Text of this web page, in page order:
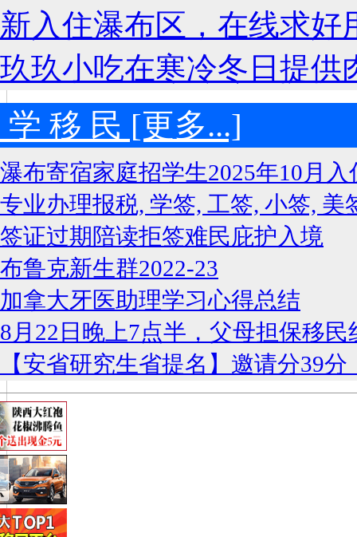
新入住瀑布区，在线求好
玖玖小吃在寒冷冬日提供
学 移 民 [更多...]
瀑布寄宿家庭招学生2025年10月入
专业办理报税, 学签, 工签, 小签, 美
签证过期陪读拒签难民庇护入境
布鲁克新生群2022-23
加拿大牙医助理学习心得总结
8月22日晚上7点半，父母担保移民
【安省研究生省提名】邀请分39